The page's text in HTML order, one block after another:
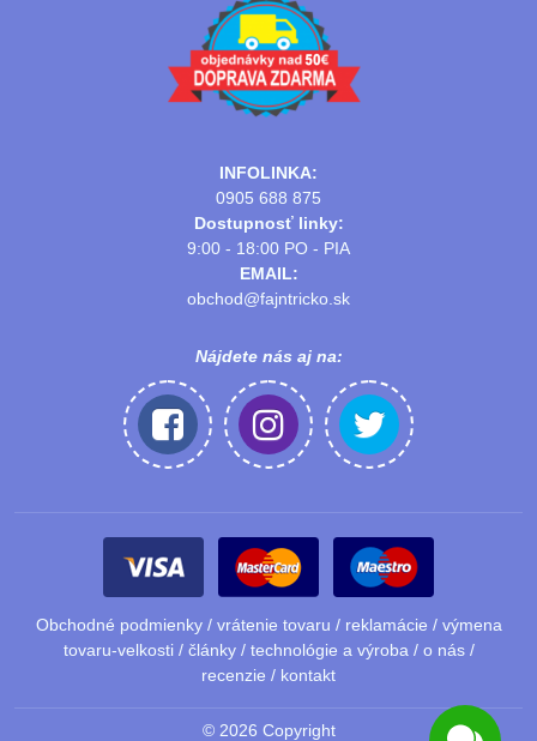
INFOLINKA:
0905 688 875
Dostupnosť linky:
9:00 - 18:00 PO - PIA
EMAIL:
obchod@fajntricko.sk
Nájdete nás aj na:
Obchodné podmienky/ vrátenie tovaru / reklamácie / výmena
tovaru-velkosti / články/ technológie a výroba / o nás/
recenzie / kontakt
© 2026 Copyright